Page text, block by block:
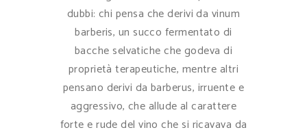
dubbi: chi pensa che derivi da vinum
barberis, un succo fermentato di
bacche selvatiche che godeva di
proprietà terapeutiche, mentre altri
pensano derivi da barberus, irruente e
aggressivo, che allude al carattere
forte e rude del vino che si ricavava da